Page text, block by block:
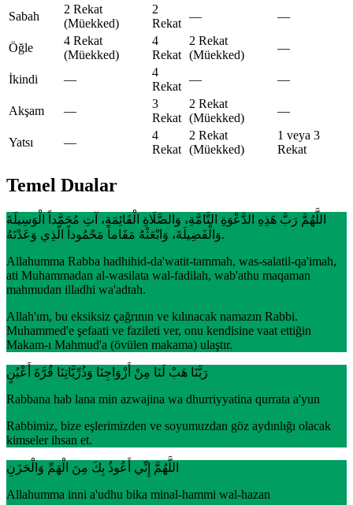
Sabah
2 Rekat
(Müekked)
2
Rekat
— —
Öğle
4 Rekat
(Müekked)
4
Rekat
2 Rekat
(Müekked)
—
İkindi —
4
Rekat
— —
Akşam —
3
Rekat
2 Rekat
(Müekked)
—
Yatsı —
4
Rekat
2 Rekat
(Müekked)
1 veya 3
Rekat
Temel Dualar
اللَّهُمَّ رَبَّ هَذِهِ الدَّعْوَةِ التَّامَّةِ، وَالصَّلَاةِ الْقَائِمَةِ، آتِ مُحَمَّداً الْوَسِيلَةَ
وَالْفَضِيلَةَ، وَابْعَثْهُ مَقَاماً مَحْمُوداً الَّذِي وَعَدْتَهُ.
Allahumma Rabba hadhihid-da'watit-tammah, was-salatil-qa'imah,
ati Muhammadan al-wasilata wal-fadilah, wab'athu maqaman
mahmudan illadhi wa'adtah.
Allah'ım, bu eksiksiz çağrının ve kılınacak namazın Rabbi.
Muhammed'e şefaati ve fazileti ver, onu kendisine vaat ettiğin
Makam-ı Mahmud'a (övülen makama) ulaştır.
رَبَّنَا هَبْ لَنَا مِنْ أَزْوَاجِنَا وَذُرِّيَّاتِنَا قُرَّةَ أَعْيُنٍ
Rabbana hab lana min azwajina wa dhurriyyatina qurrata a'yun
Rabbimiz, bize eşlerimizden ve soyumuzdan göz aydınlığı olacak
kimseler ihsan et.
اللَّهُمَّ إِنِّي أَعُوذُ بِكَ مِنَ الْهَمِّ وَالْحَزَنِ
Allahumma inni a'udhu bika minal-hammi wal-hazan